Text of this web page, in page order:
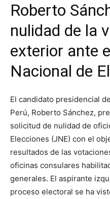
Roberto
nulidad de la
exterior ante
Nacional de
El candidato presidencial
Perú, Roberto Sánchez,
solicitud de nulidad de
Elecciones (JNE) con el
resultados de las
oficinas consulares
generales. El aspirante
proceso electoral se ha